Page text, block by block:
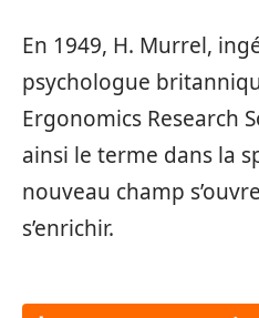
En 1949, H. Murrel,
psychologue
Ergonomics Research
ainsi le terme dans la
nouveau champ
s’enrichir.